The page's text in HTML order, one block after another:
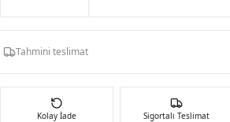
Tahmini teslimat
Kolay İade
Sigortalı Teslimat